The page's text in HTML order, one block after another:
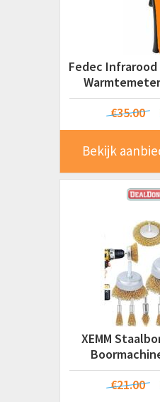
Fedec
€35.00
Bekijk
XEMM
Draadborstel /
€21.00